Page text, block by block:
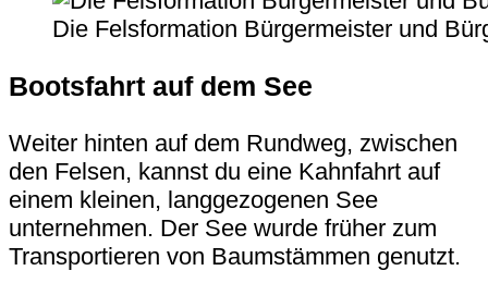
Die Felsformation Bürgermeister und
Bootsfahrt auf dem See
Weiter hinten auf dem Rundweg, zwischen
den Felsen, kannst du eine Kahnfahrt auf
einem kleinen, langgezogenen See
unternehmen. Der See wurde früher zum
Transportieren von Baumstämmen genutzt.